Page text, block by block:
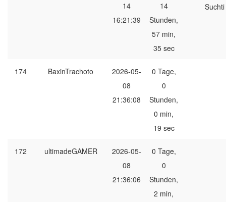
14
16:21:39
14
Stunden,
57 min,
35 sec
Suchti
174 BaxinTrachoto
2026-05-
08
21:36:08
0 Tage,
0
Stunden,
0 min,
19 sec
172 ultimadeGAMER
2026-05-
08
21:36:06
0 Tage,
0
Stunden,
2 min,